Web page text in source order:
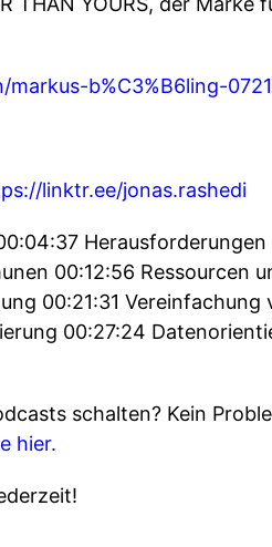
b%C3%B6ling-
linktr.ee/jonas.rashedi
Herausforderungen
00:12:56 Ressourcen
00:21:31 Vereinfachung
00:27:24
schalten? Kein
hier.